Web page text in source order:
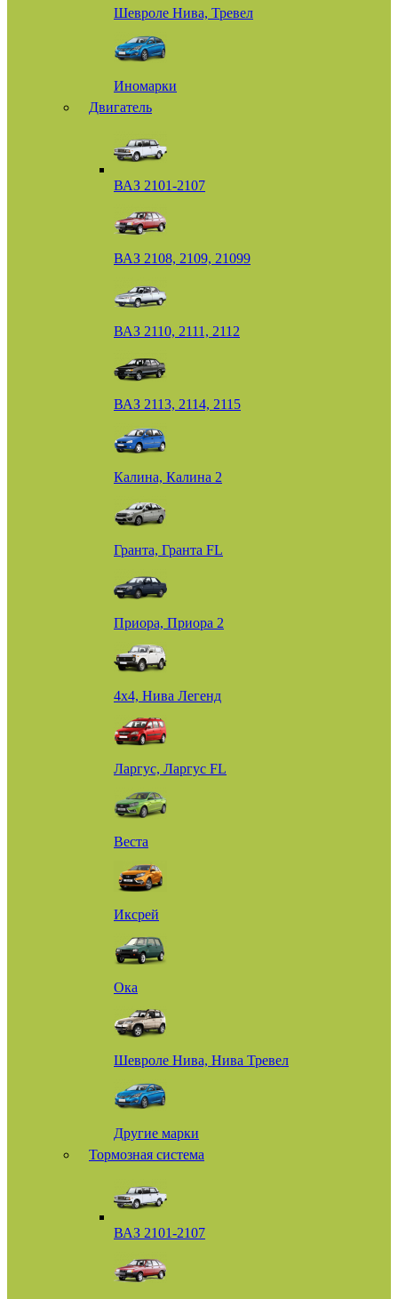
Шевроле Нива, Тревел
Иномарки
Двигатель
ВАЗ 2101-2107
ВАЗ 2108, 2109, 21099
ВАЗ 2110, 2111, 2112
ВАЗ 2113, 2114, 2115
Калина, Калина 2
Гранта, Гранта FL
Приора, Приора 2
4х4, Нива Легенд
Ларгус, Ларгус FL
Веста
Иксрей
Ока
Шевроле Нива, Нива Тревел
Другие марки
Тормозная система
ВАЗ 2101-2107